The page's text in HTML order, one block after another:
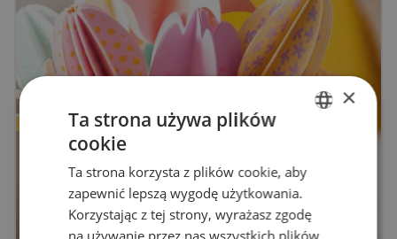
POLISH
×
Ta strona używa plików
cookie
Ta strona korzysta z plików cookie, aby
zapewnić lepszą wygodę użytkowania.
Korzystając z tej strony, wyrażasz zgodę
na używanie przez nas wszystkich plików